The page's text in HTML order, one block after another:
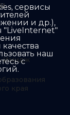
края
Имидж
сервисы
и др.),
"LiveInternet"
наш
с